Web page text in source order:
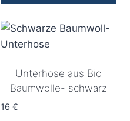
Produkt
weist
Varianten
auf.
Die
Unterhose aus Bio
Baumwolle- schwarz
16 €